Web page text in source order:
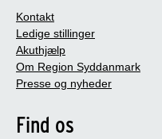
Kontakt
Ledige stillinger
Akuthjælp
Om Region Syddanmark
Presse og nyheder
Find os